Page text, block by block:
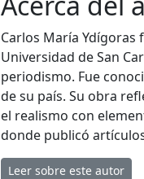
Carlos María
Universidad de San
periodismo. Fue
de su país. Su obra
el realismo con
donde publicó
Leer sobre este autor